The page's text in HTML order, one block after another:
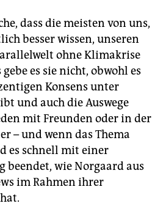
dass die meisten von uns,
besser wissen, unseren
ohne Klimakrise
es sie nicht, obwohl es
Konsens unter
und auch die Auswege
mit Freunden oder in der
– und wenn das Thema
es schnell mit einer
beendet, wie Norgaard aus
im Rahmen ihrer